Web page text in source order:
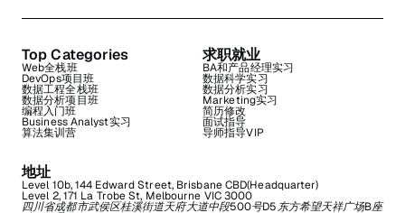
Top Categories
Web全栈班
DevOps项目班
数据工程全栈班
数据分析项目班
编程入门班
Business Analyst实习
算法集训营
求职就业
BA和产品经理实习
数据科学实习
数据分析实习
Marketing实习
简历修改
面试指导
导师指导VIP
地址
Level 10b, 144 Edward Street, Brisbane CBD(Headquarter)
Level 2, 171 La Trobe St, Melbourne VIC 3000
四川省成都市武侯区桂溪街道天府大道中段500号D5东方希望天祥广场B座